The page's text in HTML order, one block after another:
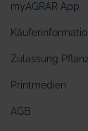
myAGRAR App
Zulassung
Printmedien
AGB